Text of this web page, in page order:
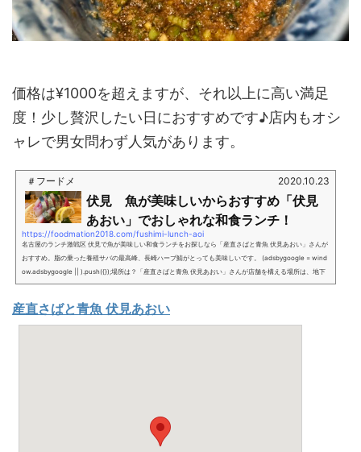
価格は¥1000を超えますが、それ以上に高い満足
度！少し贅沢したい日におすすめです♪店内もオシ
ャレで男女問わず人気があります。
＃フードメ 2020.10.23
伏見 魚が美味しいからおすすめ「伏見
あおい」でおしゃれな和食ランチ！
https://foodmation2018.com/fushimi-lunch-aoi
名古屋のランチ激戦区 伏見で魚が美味しい和食ランチをお探しなら「産直さばと青魚 伏見あおい」さんが
おすすめ。脂の乗った養殖サバの最高峰、長崎ハーブ鯖がとっても美味しいです。 (adsbygoogle = wind
ow.adsbygoogle || ).push({});場所は？「産直さばと青魚 伏見あおい」さんが店舗を構える場所は、地下
鉄伏見駅から徒歩2分。駐車場は？店舗専用の駐車場はありません、近隣のコインパーキングをご利用下さ
よる青魚好きの為の...
産直さばと青魚 伏見あおい